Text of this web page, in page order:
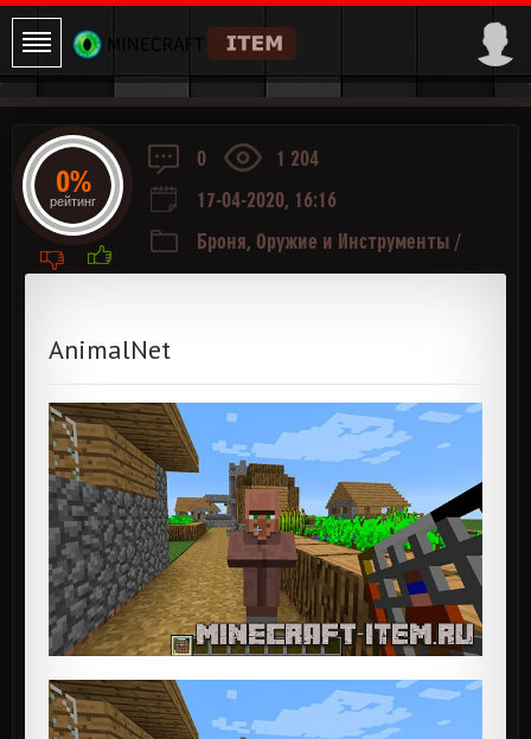
0
1 204
17-04-2020, 16:16
Броня, Оружие и Инструменты /
AnimalNet
0%
рейтинг